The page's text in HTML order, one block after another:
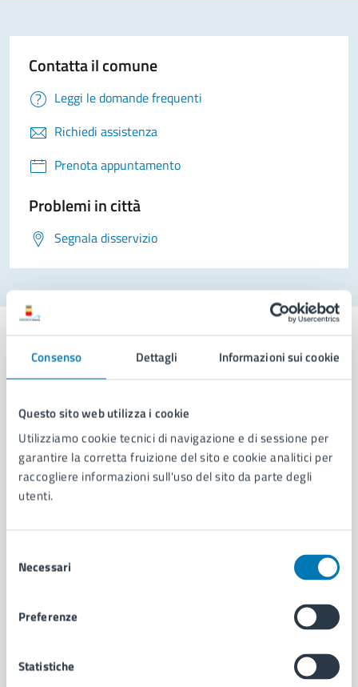
Consenso Dettagli Informazioni sui cookie
Questo sito web utilizza i cookie
Utilizziamo cookie tecnici di navigazione e di sessione per
garantire la corretta fruizione del sito e cookie analitici per
raccogliere informazioni sull'uso del sito da parte degli
utenti.
delNecessari
Preferenze
Statistiche
Contatta il comune
Leggi le domande frequenti
Richiedi assistenza
Prenota appuntamento
Problemi in città
Segnala disservizio
AMMINISTRAZIONE
Aree amministrative
Organi di governo
Municipalità
Politici
Intranet, posta aziendale e protocollo
CATEGORIE DI SERVIZIO